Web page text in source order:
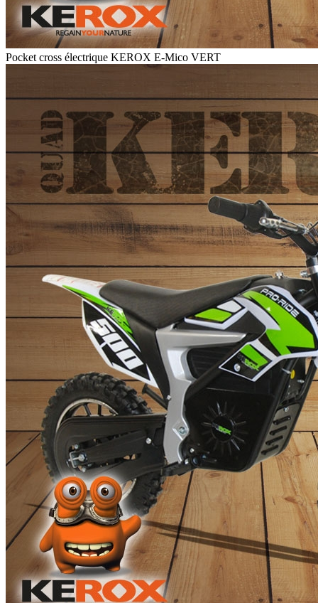
Pocket cross électrique KEROX E-Mico VERT